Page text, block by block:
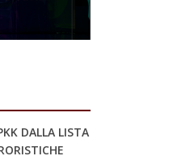
DALLA LISTA